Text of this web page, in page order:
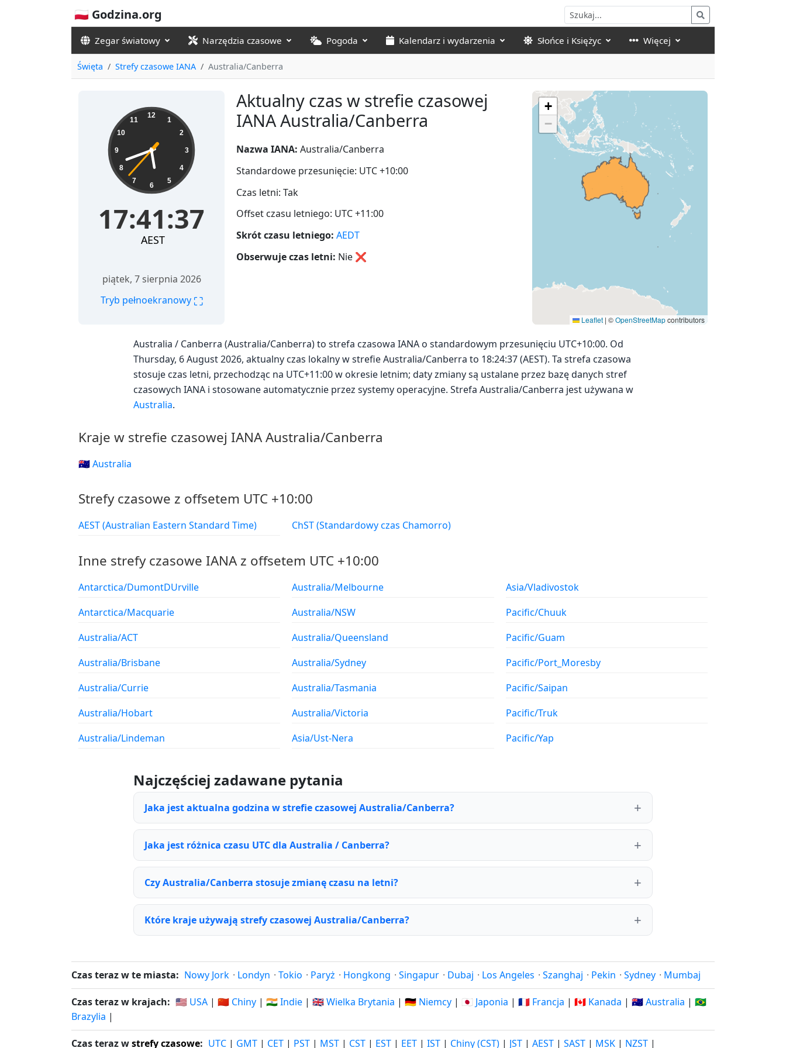
🇵🇱 Godzina.org
Zegar światowy Narzędzia czasowe Pogoda Kalendarz i wydarzenia Słońce i Księżyc Więcej
Święta Strefy czasowe IANA Australia/Canberra
Aktualny czas w strefie czasowej
IANA Australia/Canberra
17:41:38 12
1
2
3
4
5
6
7
8
9
10
11
17:41:38
AEST
piątek, 7 sierpnia 2026
Tryb pełnoekranowy ⛶
Nazwa IANA: Australia/Canberra
Standardowe przesunięcie: UTC +10:00
Czas letni: Tak
Offset czasu letniego: UTC +11:00
Skrót czasu letniego: AEDT
Obserwuje czas letni: Nie ❌
+
−
Leaflet | ©OpenStreetMapcontributors
Australia / Canberra (Australia/Canberra) to strefa czasowa IANA o standardowym przesunięciu UTC+10:00. Od
Thursday, 6 August 2026, aktualny czas lokalny w strefie Australia/Canberra to 18:24:37 (AEST). Ta strefa czasowa
stosuje czas letni, przechodząc na UTC+11:00 w okresie letnim; daty zmiany są ustalane przez bazę danych stref
czasowych IANA i stosowane automatycznie przez systemy operacyjne. Strefa Australia/Canberra jest używana w
Australia.
Kraje w strefie czasowej IANA Australia/Canberra
🇦🇺 Australia
Strefy czasowe z offsetem UTC +10:00
AEST (Australian Eastern Standard Time) ChST (Standardowy czas Chamorro)
Inne strefy czasowe IANA z offsetem UTC +10:00
Antarctica/DumontDUrville
Antarctica/Macquarie
Australia/ACT
Australia/Brisbane
Australia/Currie
Australia/Hobart
Australia/Lindeman
Australia/Melbourne
Australia/NSW
Australia/Queensland
Australia/Sydney
Australia/Tasmania
Australia/Victoria
Asia/Ust-Nera
Asia/Vladivostok
Pacific/Chuuk
Pacific/Guam
Pacific/Port_Moresby
Pacific/Saipan
Pacific/Truk
Pacific/Yap
Najczęściej zadawane pytania
Jaka jest aktualna godzina w strefie czasowej Australia/Canberra?
Jaka jest różnica czasu UTC dla Australia / Canberra?
Czy Australia/Canberra stosuje zmianę czasu na letni?
Które kraje używają strefy czasowej Australia/Canberra?
Czas teraz w te miasta: Nowy Jork · Londyn · Tokio · Paryż · Hongkong · Singapur · Dubaj · Los Angeles · Szanghaj · Pekin · Sydney · Mumbaj
Czas teraz w krajach: 🇺🇸 USA | 🇨🇳 Chiny | 🇮🇳 Indie | 🇬🇧 Wielka Brytania | 🇩🇪 Niemcy | 🇯🇵 Japonia | 🇫🇷 Francja | 🇨🇦 Kanada | 🇦🇺 Australia | 🇧🇷
Brazylia |
Czas teraz wstrefy czasowe: UTC | GMT | CET | PST | MST | CST | EST | EET | IST | Chiny (CST) | JST | AEST | SAST | MSK | NZST |